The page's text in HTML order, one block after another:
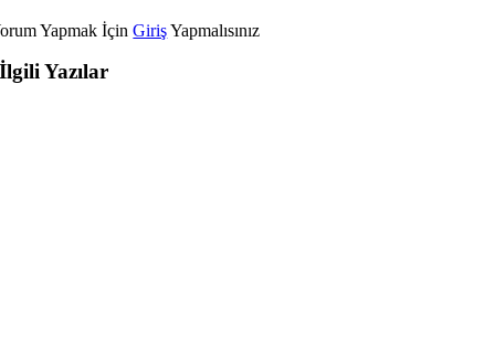
Yapmak İçinGirişYapmalısınız
İlgili Yazılar